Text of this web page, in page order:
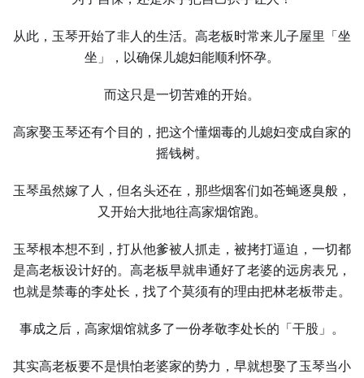
从此，玉琴开始了非人的生活。高老板时常来儿子屋里「坐
坐」，以确保儿媳妇能顺利怀孕。
而这只是一切苦难的开始。
高家娶玉琴还有个目的，把这个懂烟毒的儿媳妇变成自家的
摇钱树。
玉琴虽然嫁了人，但名头还在，那些烟客们如苍蝇逐臭般，
又开始大批地往高家烟馆跑。
玉琴根本想不到，打从他爹被人抓走，被拷打逼迫，一切都
是高老板设计好的。高老板早就串通好了老婆的远房表兄，
也就是禁毒的李处长，找了个莫须有的理由把林老板带走。
事成之后，高家烟馆就多了一份孝敬李处长的「干股」。
其实高老板要不是惧怕老婆家的势力，早就想娶了玉琴当小